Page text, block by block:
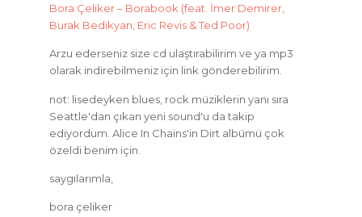
Bora Çeliker – Borabook (feat. İmer Demirer,
Burak Bedikyan, Eric Revis & Ted Poor)
Arzu ederseniz size cd ulaştırabilirim ve ya mp3
olarak indirebilmeniz için link gönderebilirim.
not: lisedeyken blues, rock müziklerin yanı sıra
Seattle'dan çıkan yeni sound'u da takip
ediyordum. Alice In Chains'in Dirt albümü çok
özeldi benim için.
saygılarımla,
bora çeliker